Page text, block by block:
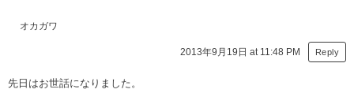
オカガワ
2013年9月19日 at 11:48 PM Reply
先日はお世話になりました。